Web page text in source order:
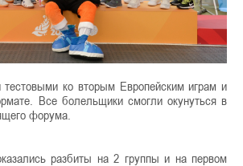
тестовыми ко вторым Европейским играм и
Все болельщики смогли окунуться в
форума.
разбиты на 2 группы и на первом